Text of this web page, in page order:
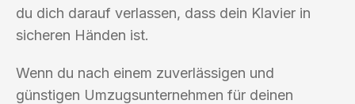
du dich darauf verlassen, dass dein Klavier in
sicheren Händen ist.
Wenn du nach einem zuverlässigen und
günstigen Umzugsunternehmen für deinen